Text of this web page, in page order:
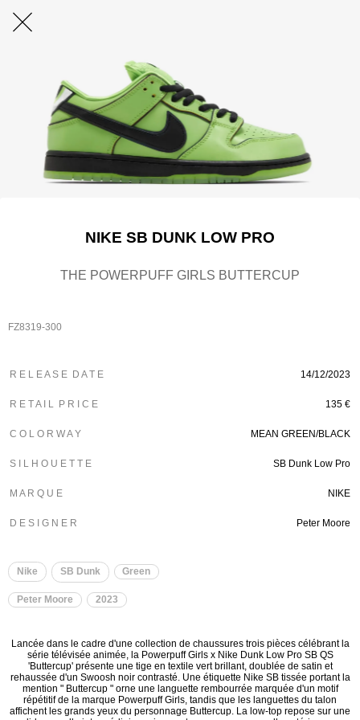
NIKE SB DUNK LOW PRO
THE POWERPUFF GIRLS BUTTERCUP
FZ8319-300
R E L E A S E D A T E 14/12/2023
R E T A I L P R I C E 135 €
C O L O R W A Y MEAN GREEN/BLACK
S I L H O U E T T E SB Dunk Low Pro
M A R Q U E NIKE
D E S I G N E R Peter Moore
Nike SB Dunk Green
Peter Moore 2023
Lancée dans le cadre d'une collection de chaussures trois pièces célébrant la
série télévisée animée, la Powerpuff Girls x Nike Dunk Low Pro SB QS
'Buttercup' présente une tige en textile vert brillant, doublée de satin et
rehaussée d'un Swoosh noir contrasté. Une étiquette Nike SB tissée portant la
mention " Buttercup " orne une languette rembourrée marquée d'un motif
répétitif de la marque Powerpuff Girls, tandis que les languettes du talon
affichent les grands yeux du personnage Buttercup. La low-top repose sur une